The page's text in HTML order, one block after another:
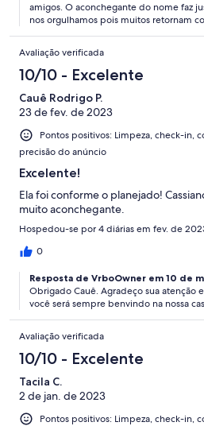
amigos. O aconchegante do nome faz
nos orgulhamos pois muitos retornam
Avaliação verificada
10/10 - Excelente
Cauê Rodrigo P.
23 de fev. de 2023
Pontos positivos: Limpeza, check-in,
precisão do anúncio
Excelente!
Ela foi conforme o planejado!
muito aconchegante.
Hospedou-se por 4 diárias em fev. de
0
Resposta de VrboOwner em 10 de
Obrigado Cauê. Agradeço sua atenção
você será sempre benvindo na nossa
Avaliação verificada
10/10 - Excelente
Tacila C.
2 de jan. de 2023
Pontos positivos: Limpeza, check-in,